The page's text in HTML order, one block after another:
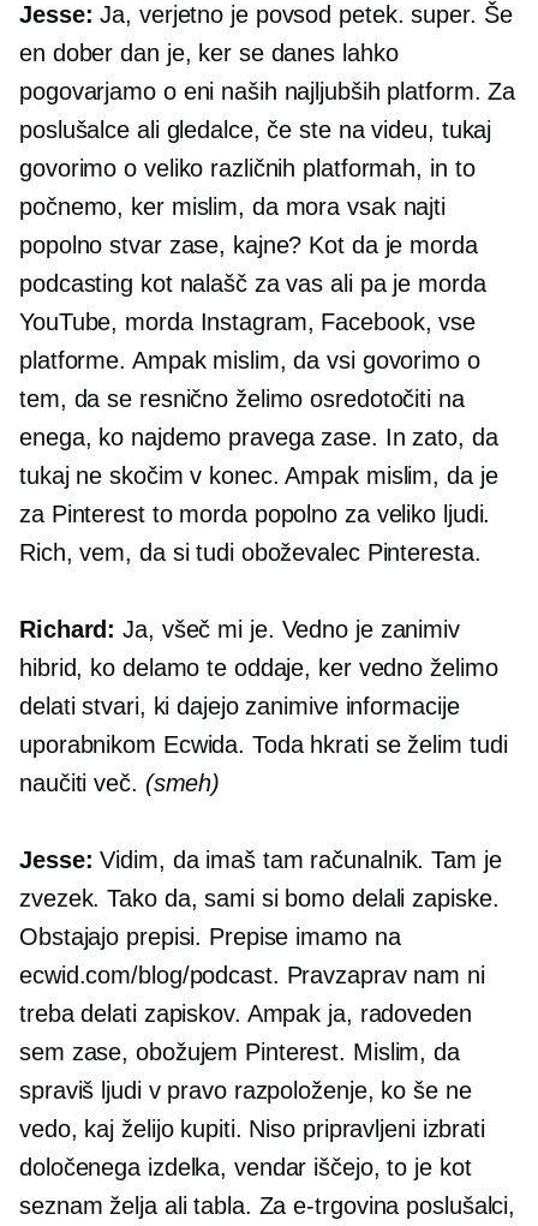
Jesse: Ja, verjetno je povsod petek. super. Še
en dober dan je, ker se danes lahko
pogovarjamo o eni naših najljubših platform. Za
poslušalce ali gledalce, če ste na videu, tukaj
govorimo o veliko različnih platformah, in to
počnemo, ker mislim, da mora vsak najti
popolno stvar zase, kajne? Kot da je morda
podcasting kot nalašč za vas ali pa je morda
YouTube, morda Instagram, Facebook, vse
platforme. Ampak mislim, da vsi govorimo o
tem, da se resnično želimo osredotočiti na
enega, ko najdemo pravega zase. In zato, da
tukaj ne skočim v konec. Ampak mislim, da je
za Pinterest to morda popolno za veliko ljudi.
Rich, vem, da si tudi oboževalec Pinteresta.
Richard: Ja, všeč mi je. Vedno je zanimiv
hibrid, ko delamo te oddaje, ker vedno želimo
delati stvari, ki dajejo zanimive informacije
uporabnikom Ecwida. Toda hkrati se želim tudi
naučiti več. (smeh)
Jesse: Vidim, da imaš tam računalnik. Tam je
zvezek. Tako da, sami si bomo delali zapiske.
Obstajajo prepisi. Prepise imamo na
ecwid.com/blog/podcast. Pravzaprav nam ni
treba delati zapiskov. Ampak ja, radoveden
sem zase, obožujem Pinterest. Mislim, da
spraviš ljudi v pravo razpoloženje, ko še ne
vedo, kaj želijo kupiti. Niso pripravljeni izbrati
določenega izdelka, vendar iščejo, to je kot
seznam želja ali tabla. Zae-trgovina poslušalci,